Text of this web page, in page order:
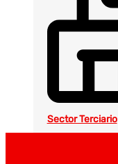
Sector Terciario